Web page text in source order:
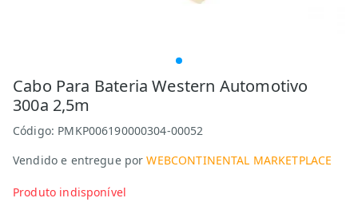
Cabo Para Bateria Western Automotivo
300a 2,5m
Código: PMKP006190000304-00052
Vendido e entregue por WEBCONTINENTAL MARKETPLACE
Produto indisponível